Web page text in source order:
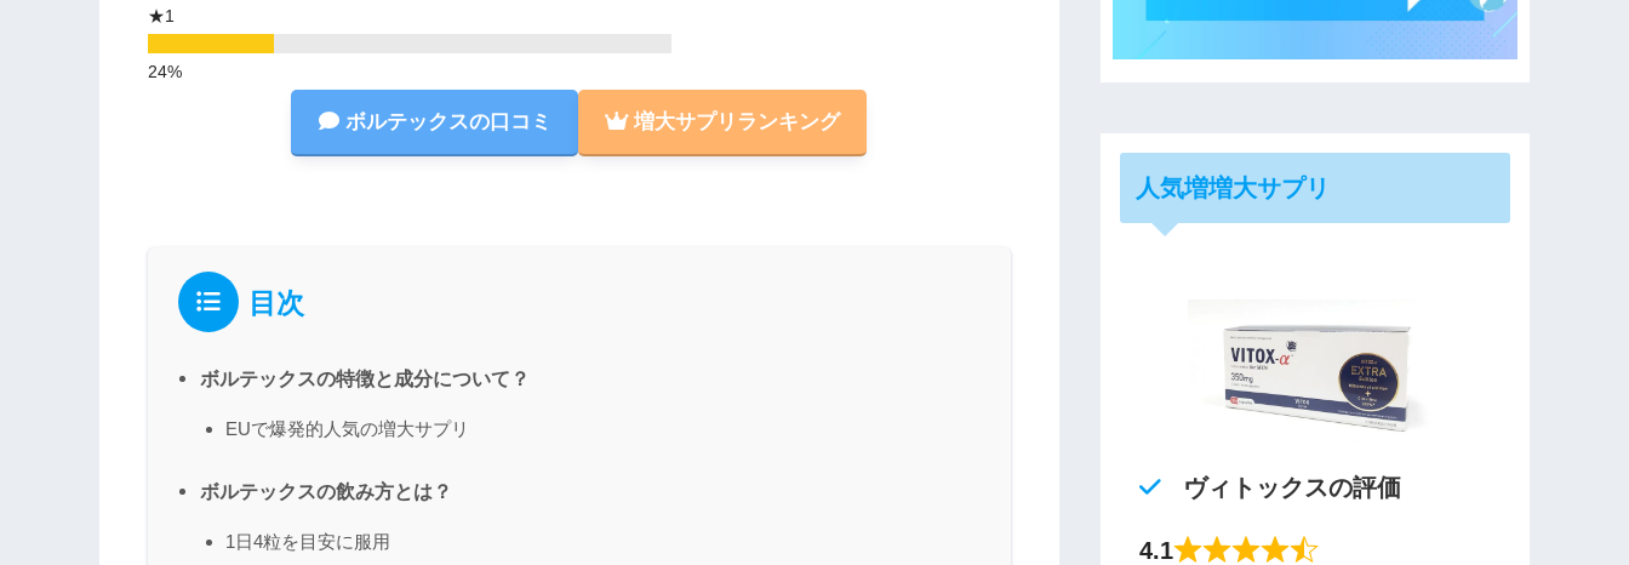
★1
ボルテックスの口コミ 増大サプリランキング
目次
ボルテックスの特徴と成分について？
EUで爆発的人気の増大サプリ
ボルテックスの飲み方とは？
1日4粒を目安に服用
人気増増大サプリ
ヴィトックスの評価
4.1